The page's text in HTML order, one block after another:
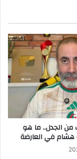
من الجدل.. ما هو
في العارضة